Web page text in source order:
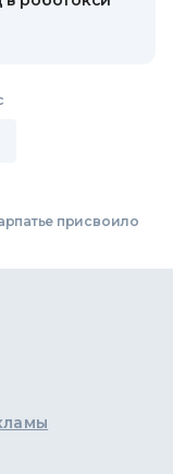
присвоило